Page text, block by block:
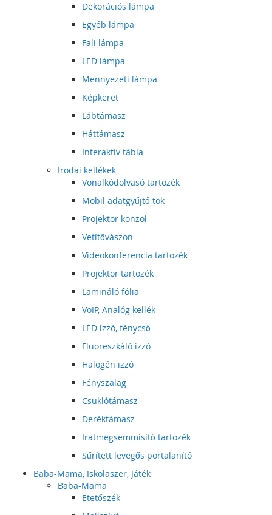
Dekorációs lámpa
Egyéb lámpa
Fali lámpa
LED lámpa
Mennyezeti lámpa
Képkeret
Lábtámasz
Háttámasz
Interaktív tábla
Irodai kellékek
Vonalkódolvasó tartozék
Mobil adatgyűjtő tok
Projektor konzol
Vetítővászon
Videokonferencia tartozék
Projektor tartozék
Lamináló fólia
VoIP, Analóg kellék
LED izzó, fénycső
Fluoreszkáló izzó
Halogén izzó
Fényszalag
Csuklótámasz
Deréktámasz
Iratmegsemmisítő tartozék
Sűrített levegős portalanító
Baba-Mama, Iskolaszer, Játék
Baba-Mama
Etetőszék